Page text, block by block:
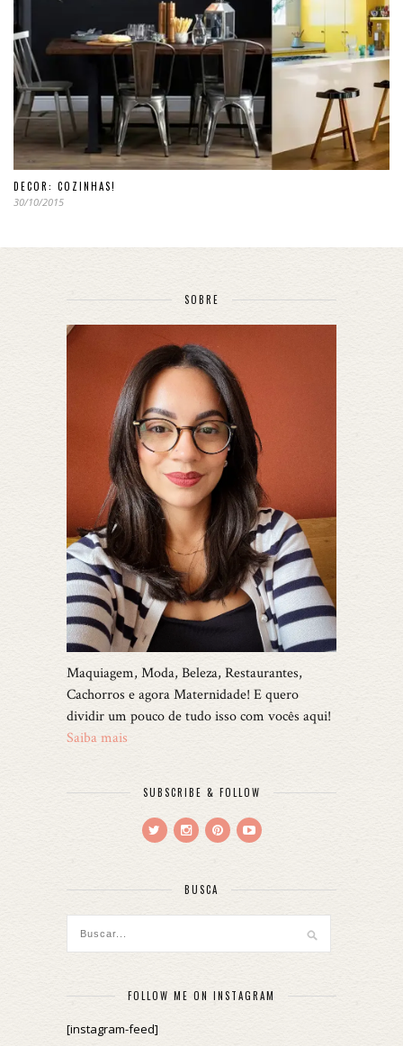
DECOR: COZINHAS!
30/10/2015
SOBRE
Maquiagem, Moda, Beleza, Restaurantes,
Cachorros e agora Maternidade! E quero
dividir um pouco de tudo isso com vocês aqui!
Saiba mais
SUBSCRIBE & FOLLOW
BUSCA
FOLLOW ME ON INSTAGRAM
[instagram-feed]